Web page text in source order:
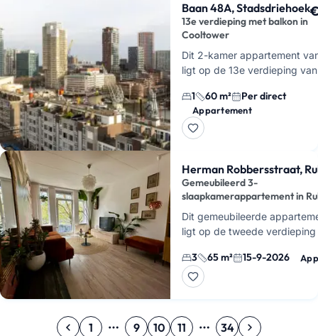
Baan 48A, Stadsdriehoek
13e verdieping met balkon in
Cooltower
Dit 2-kamer appartement
ligt op de 13e verdieping
midden in Rotterdam
hebt hier een groot …
1 60 m² Per direct
Appartement
Herman Robbersstraat,
Gemeubileerd 3-
slaapkamerappartement in
Dit gemeubileerde
ligt op de tweede verdieping
Rotterdam. Je krijgt hier vier
3 65 m² 15-9-2026
1 9 10 11 34